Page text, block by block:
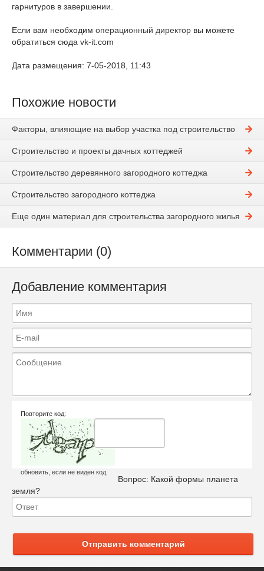
гарнитуров в завершении.
Если вам необходим операционный директор вы можете
обратиться сюда vk-it.com
Дата размещения: 7-05-2018, 11:43
Похожие новости
Факторы, влияющие на выбор участка под строительство
Строительство и проекты дачных коттеджей
Строительство деревянного загородного коттеджа
Строительство загородного коттеджа
Еще один материал для строительства загородного жилья
Комментарии (0)
Добавление комментария
Повторите код:
обновить, если не виден код
Вопрос: Какой формы планета
земля?
Отправить комментарий